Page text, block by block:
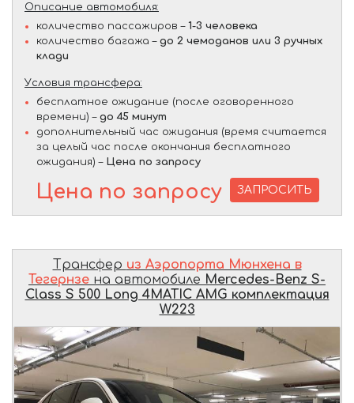
Описание автомобиля:
количество пассажиров – 1-3 человека
количество багажа – до 2 чемоданов или 3 ручных
клади
Условия трансфера:
бесплатное ожидание (после оговоренного
времени) – до 45 минут
дополнительный час ожидания (время считается
за целый час после окончания бесплатного
ожидания) – Цена по запросу
Цена по запросу ЗАПРОСИТЬ
Трансфер из Аэропорта Мюнхена в
Тегернзе на автомобиле Mercedes-Benz S-
Class S 500 Long 4MATIC AMG комплектация
W223